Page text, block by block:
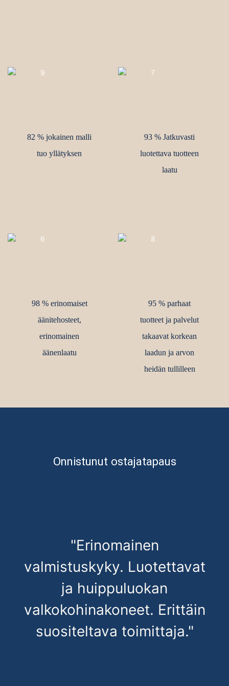
82 % jokainen malli
tuo yllätyksen
93 % Jatkuvasti
luotettava tuotteen
laatu
98 % erinomaiset
äänitehosteet,
erinomainen
äänenlaatu
95 % parhaat
tuotteet ja palvelut
takaavat korkean
laadun ja arvon
heidän tullilleen
Onnistunut ostajatapaus
"Erinomainen
valmistuskyky. Luotettavat
ja huippuluokan
valkokohinakoneet. Erittäin
suositeltava toimittaja."